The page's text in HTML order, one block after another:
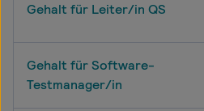
Gehalt für Leiter/in QS
Gehalt für Software-
Testmanager/in